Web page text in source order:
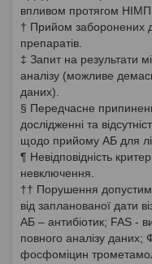
впливом протягом НІМП.
† Прийом заборонених
препаратів.
‡ Запит на результати
аналізу (можливе
даних).
§ Передчасне
дослідженні та
щодо прийому АБ для
¶ Невідповідність
невключення.
†† Порушення
від запланованої дати
АБ – антибіотик; FAS -
повного аналізу даних;
фосфоміцин